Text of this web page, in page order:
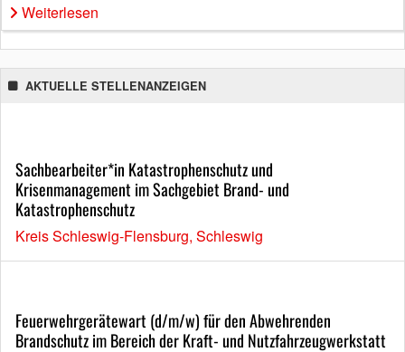
Weiterlesen
AKTUELLE STELLENANZEIGEN
Sachbearbeiter*in Katastrophenschutz und
Krisenmanagement im Sachgebiet Brand- und
Katastrophenschutz
Kreis Schleswig-Flensburg, Schleswig
Feuerwehrgerätewart (d/m/w) für den Abwehrenden
Brandschutz im Bereich der Kraft- und Nutzfahrzeugwerkstatt